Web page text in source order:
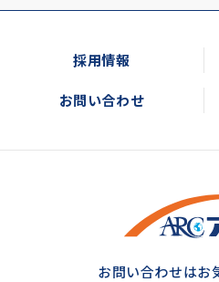
採用情報
お問い合わせ
お問い合わせはお